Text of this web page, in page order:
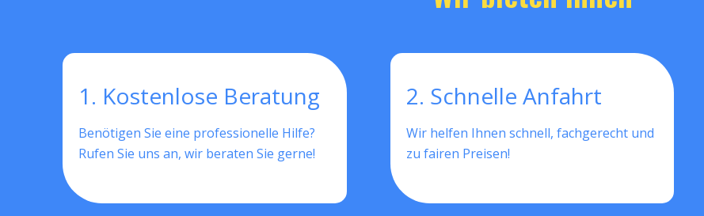
1. Kostenlose Beratung
Benötigen Sie eine professionelle Hilfe?
Rufen Sie uns an, wir beraten Sie gerne!
2. Schnelle Anfahrt
Wir helfen Ihnen schnell, fachgerecht und
zu fairen Preisen!